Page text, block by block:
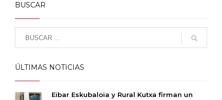
BUSCAR
ÚLTIMAS NOTICIAS
Eibar Eskubaloia y Rural Kutxa firman un